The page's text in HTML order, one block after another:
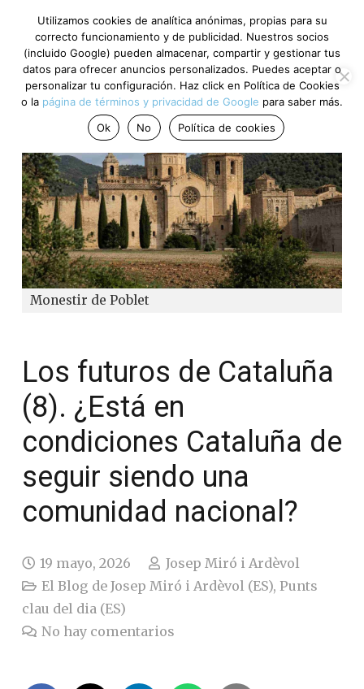
Monestir de Poblet
Los futuros de Cataluña
(8). ¿Está en
condiciones Cataluña de
seguir siendo una
comunidad nacional?
19 mayo, 2026
Josep Miró i Ardèvol
El Blog de Josep Miró i Ardèvol (ES),Punts
clau del dia (ES)
No hay comentarios
Utilizamos cookies de analítica anónimas, propias para su
correcto funcionamiento y de publicidad. Nuestros socios
(incluido Google) pueden almacenar, compartir y gestionar tus
datos para ofrecer anuncios personalizados. Puedes aceptar o
personalizar tu configuración. Haz click en Política de Cookies
o la página de términos y privacidad de Google para saber más.
Ok
No Política de cookies